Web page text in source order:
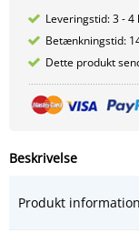
Leveringstid: 3 - 4
Betænkningstid:
Dette produkt
Beskrivelse
Produkt information